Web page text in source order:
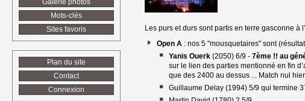
Les purs et durs sont partis en terre gasconne à l’
Open A : nos 5 "mousquetaires" sont
Yanis Ouerk (2050) 6/9 - 7ème !! au
sur le lien des parties mentionné en fin
que des 2400 au dessus ... Match nul
Guillaume Delay (1994) 5/9 qui termine
Galerie photos
Mots-clés
Sites favoris
Plan du site
Contact
Connexion